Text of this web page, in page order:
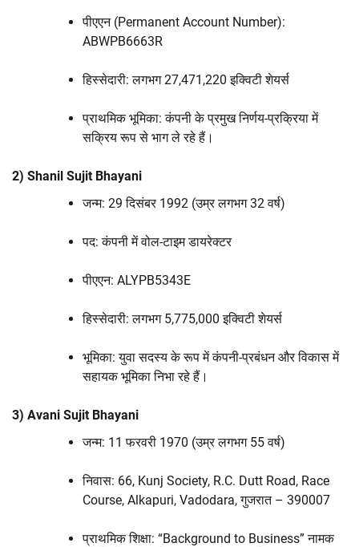
पीएएन (Permanent Account Number):
ABWPB6663R
हिस्सेदारी: लगभग 27,471,220 इक्विटी शेयर्स
प्राथमिक भूमिका: कंपनी के प्रमुख निर्णय-प्रक्रिया में
सक्रिय रूप से भाग ले रहे हैं।
2) Shanil Sujit Bhayani
जन्म: 29 दिसंबर 1992 (उम्र लगभग 32 वर्ष)
पद: कंपनी में वोल-टाइम डायरेक्टर
पीएएन: ALYPB5343E
हिस्सेदारी: लगभग 5,775,000 इक्विटी शेयर्स
भूमिका: युवा सदस्य के रूप में कंपनी-प्रबंधन और विकास में
सहायक भूमिका निभा रहे हैं।
3) Avani Sujit Bhayani
जन्म: 11 फरवरी 1970 (उम्र लगभग 55 वर्ष)
निवास: 66, Kunj Society, R.C. Dutt Road, Race
Course, Alkapuri, Vadodara, गुजरात – 390007
प्राथमिक शिक्षा: “Background to Business” नामक